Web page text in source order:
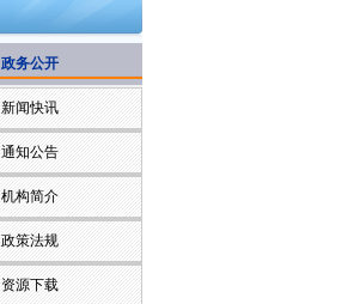
政务公开
新闻快讯
通知公告
机构简介
政策法规
资源下载